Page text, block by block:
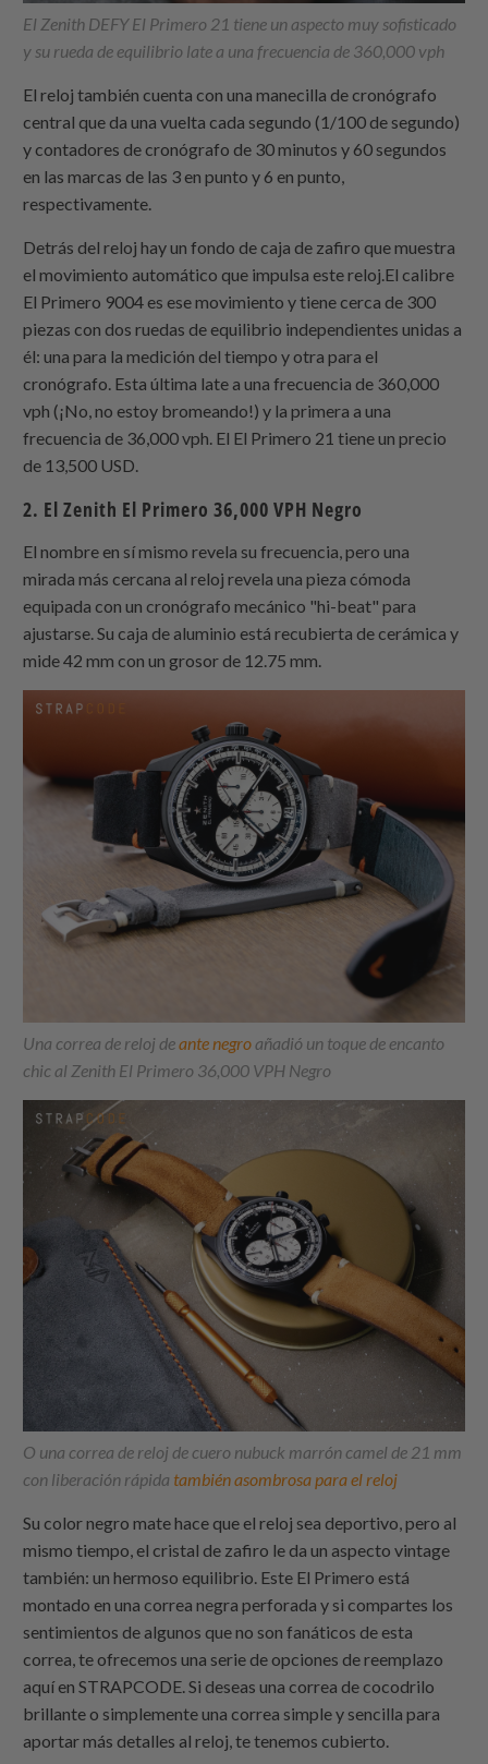
El Zenith DEFY El Primero 21 tiene un aspecto muy sofisticado
y su rueda de equilibrio late a una frecuencia de 360,000 vph
El reloj también cuenta con una manecilla de cronógrafo
central que da una vuelta cada segundo (1/100 de segundo)
y contadores de cronógrafo de 30 minutos y 60 segundos
en las marcas de las 3 en punto y 6 en punto,
respectivamente.
Detrás del reloj hay un fondo de caja de zafiro que muestra
el movimiento automático que impulsa este reloj.El calibre
El Primero 9004 es ese movimiento y tiene cerca de 300
piezas con dos ruedas de equilibrio independientes unidas a
él: una para la medición del tiempo y otra para el
cronógrafo. Esta última late a una frecuencia de 360,000
vph (¡No, no estoy bromeando!) y la primera a una
frecuencia de 36,000 vph. El El Primero 21 tiene un precio
de 13,500 USD.
2. El Zenith El Primero 36,000 VPH Negro
El nombre en sí mismo revela su frecuencia, pero una
mirada más cercana al reloj revela una pieza cómoda
equipada con un cronógrafo mecánico "hi-beat" para
ajustarse. Su caja de aluminio está recubierta de cerámica y
mide 42 mm con un grosor de 12.75 mm.
Una correa de reloj deante negroañadió un toque de encanto
chic al Zenith El Primero 36,000 VPH Negro
O una correa de reloj de cuero nubuck marrón camel de 21 mm
con liberación rápida también asombrosa para el reloj
Su color negro mate hace que el reloj sea deportivo, pero al
mismo tiempo, el cristal de zafiro le da un aspecto vintage
también: un hermoso equilibrio. Este El Primero está
montado en una correa negra perforada y si compartes los
sentimientos de algunos que no son fanáticos de esta
correa, te ofrecemos una serie de opciones de reemplazo
aquí en STRAPCODE . Si deseas una correa de cocodrilo
brillante o simplemente una correa simple y sencilla para
aportar más detalles al reloj, te tenemos cubierto.